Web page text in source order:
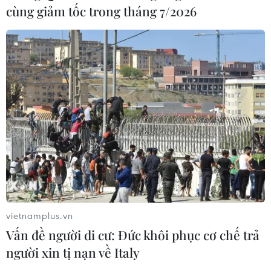
trong vụ vượt biển ồ ạt vào Ceuta
06/08/2026 16:03
Đức tuyên án chung thân đối tượng
gây vụ lao xe vào đám đông ở
Munich
06/08/2026 15:57
Nga thúc đẩy đa dạng hóa tuyến vận
tải kết nối châu Á qua Ấn Độ Dương
06/08/2026 15:34
Italy và Hy Lạp trở thành điểm nóng
cùng giảm tốc trong tháng 7/2026
vietnamplus.vn
Vấn đề người di cư: Đức khôi phục cơ chế trả
người xin tị nạn về Italy